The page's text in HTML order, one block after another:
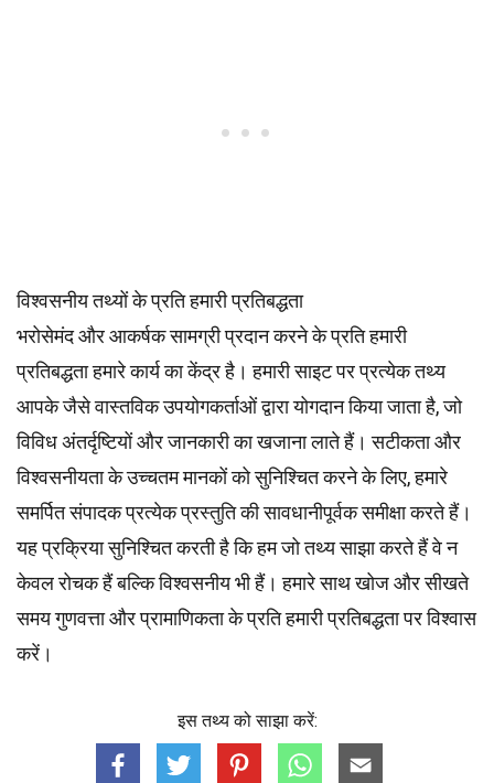
विश्वसनीय तथ्यों के प्रति हमारी प्रतिबद्धता
भरोसेमंद और आकर्षक सामग्री प्रदान करने के प्रति हमारी
प्रतिबद्धता हमारे कार्य का केंद्र है। हमारी साइट पर प्रत्येक तथ्य
आपके जैसे वास्तविक उपयोगकर्ताओं द्वारा योगदान किया जाता है, जो
विविध अंतर्दृष्टियों और जानकारी का खजाना लाते हैं। सटीकता और
विश्वसनीयता के उच्चतममानकोंको सुनिश्चित करने के लिए, हमारे
समर्पितसंपादकप्रत्येक प्रस्तुति की सावधानीपूर्वक समीक्षा करते हैं।
यह प्रक्रिया सुनिश्चित करती है कि हम जो तथ्य साझा करते हैं वे न
केवल रोचक हैं बल्कि विश्वसनीय भी हैं। हमारे साथ खोज और सीखते
समय गुणवत्ता और प्रामाणिकता के प्रति हमारी प्रतिबद्धता पर विश्वास
करें।
इस तथ्य को साझा करें: